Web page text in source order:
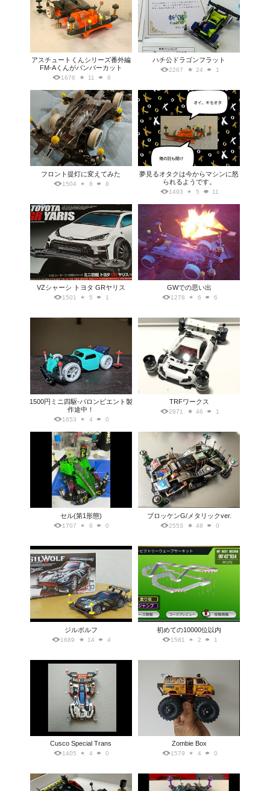
アスチュートくんシリーズ番外編
FM-Aくんがバンパーカット
1676 11 6
ハチ公ドラゴンフラット
2267 24 1
フロント提灯に変えてみた
1504 8 8
夢見るオタクは今からマシンに怒
られるようです。
1493 5 11
VZシャーシ トヨタ GRヤリス
1501 5 1
GWでの思い出
1278 6 6
1500円ミニ四駆-バロンビエント製
作途中！
1653 4 0
TRFワークス
2871 46 1
セル(第1形態)
1707 6 0
ブロッケンG/メタリックver.
2553 48 0
ジルボルフ
1689 14 4
初めての10000位以内
1581 2 1
Cusco Special Trans
1405 4 0
Zombie Box
1579 4 0